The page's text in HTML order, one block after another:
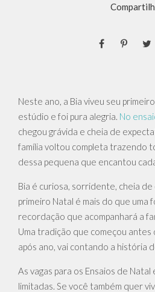
Neste ano, a Bia viveu seu
estúdio e foi pura alegria. No
chegou grávida e cheia de
família voltou completa trazendo
dessa pequena que encantou
Bia é curiosa, sorridente, cheia
primeiro Natal é mais do que uma
recordação que acompanhará a
Uma tradição que começou antes
após ano, vai contando a história
As vagas para os Ensaios de Natal
limitadas. Se você também quer